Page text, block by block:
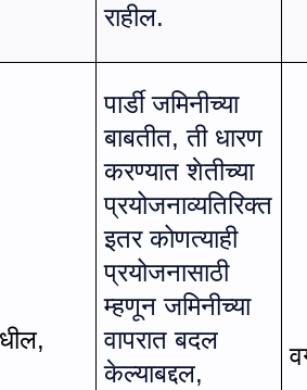
राहील.
,
पार्डी जमिनीच्या
बाबतीत,ती धारण
करण्यात शेतीच्या
प्रयोजनाव्यतिरिक्त
इतर कोणत्याही
प्रयोजनासाठी
म्हणून जमिनीच्या
वापरात बदल
केल्याबद्दल,